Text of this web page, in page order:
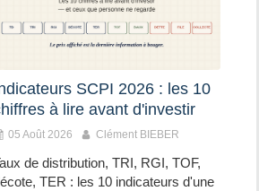
SCPI 2026 : les 10
à lire avant d'investir
05 Août 2026 Clément BIEBER
de distribution, TRI, RGI, TOF,
TER : les 10 indicateurs d'une